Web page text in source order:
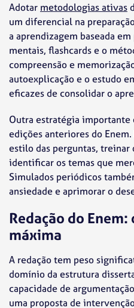
Adotar metodologias ativas
um diferencial na
a aprendizagem baseada
mentais, flashcards e o
compreensão e
autoexplicação e o estudo
eficazes de consolidar o
Outra estratégia importante
edições anteriores do
estilo das perguntas, treinar
identificar os temas que
Simulados periódicos
ansiedade e aprimorar o
Redação do
máxima
A redação tem peso
domínio da estrutura
capacidade de
uma proposta de